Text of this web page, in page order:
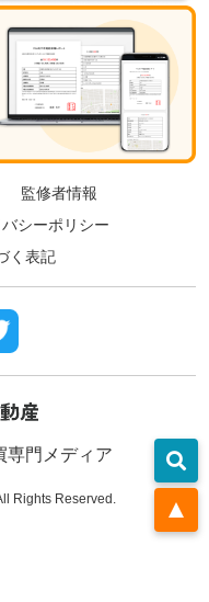
監修者情報
シーポリシー
く表記
専門メディア
Rights Reserved.